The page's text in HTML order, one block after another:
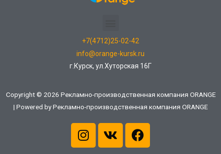
+7(4712)25-02-42
info@orange-kursk.ru
г.Курск, ул.Хуторская 16Г
Copyright © 2026 Рекламно-производственная компания ORANGE
| Powered by Рекламно-производственная компания ORANGE